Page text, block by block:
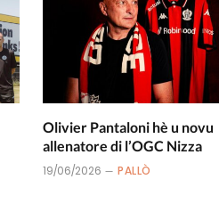
Olivier Pantaloni hè u novu
allenatore di l’OGC Nizza
19/06/2026 PALLÒ